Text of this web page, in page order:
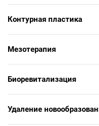
Контурная пластика
Мезотерапия
Биоревитализация
Удаление